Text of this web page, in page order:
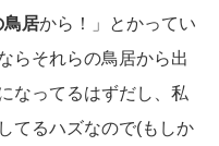
鳥居から！」とかってい
らそれらの鳥居から出
なってるはずだし、私
てるハズなので(もしか